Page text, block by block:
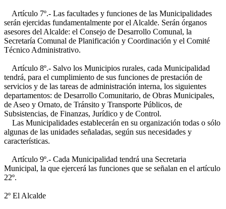
Artículo 7º.- Las facultades y funciones de las Municipalidades
serán ejercidas fundamentalmente por el Alcalde. Serán órganos
asesores del Alcalde: el Consejo de Desarrollo Comunal, la
Secretaría Comunal de Planificación y Coordinación y el Comité
Técnico Administrativo.
Artículo 8º.- Salvo los Municipios rurales, cada Municipalidad
tendrá, para el cumplimiento de sus funciones de prestación de
servicios y de las tareas de administración interna, los siguientes
departamentos: de Desarrollo Comunitario, de Obras Municipales,
de Aseo y Ornato, de Tránsito y Transporte Públicos, de
Subsistencias, de Finanzas, Jurídico y de Control.
Las Municipalidades establecerán en su organización todas o sólo
algunas de las unidades señaladas, según sus necesidades y
características.
Artículo 9º.- Cada Municipalidad tendrá una Secretaria
Municipal, la que ejercerá las funciones que se señalan en el artículo
22º.
2º El Alcalde